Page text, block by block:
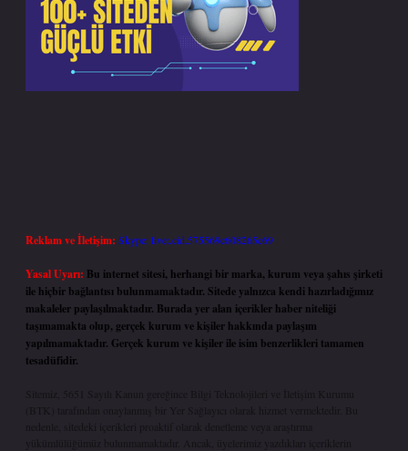
Reklam ve İletişim: Skype: live:.cid.575569c608265c69
Yasal Uyarı: Bu internet sitesi, herhangi bir marka, kurum veya şahıs şirketi
ile hiçbir bağlantısı bulunmamaktadır. Sitede yalnızca kendi hazırladığımız
makaleler paylaşılmaktadır. Burada yer alan içerikler haber niteliği
taşımamakta olup, gerçek kurum ve kişiler hakkında paylaşım
yapılmamaktadır. Gerçek kurum ve kişiler ile isim benzerlikleri tamamen
tesadüfidir.
Sitemiz, 5651 Sayılı Kanun gereğince Bilgi Teknolojileri ve İletişim Kurumu
(BTK) tarafından onaylanmış bir Yer Sağlayıcı olarak hizmet vermektedir. Bu
nedenle, sitedeki içerikleri proaktif olarak denetleme veya araştırma
yükümlülüğümüz bulunmamaktadır. Ancak, üyelerimiz yazdıkları içeriklerin